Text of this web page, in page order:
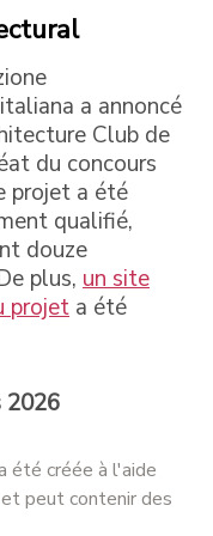
a annoncé
Club de
du concours
projet a été
qualifié,
douze
plus, un site
projet a été
2026
été créée à l'aide
peut contenir des